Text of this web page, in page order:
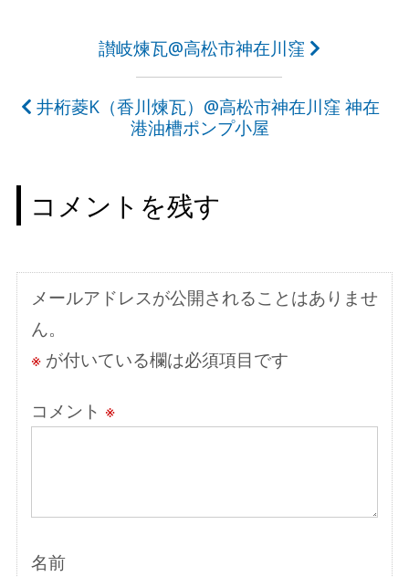
ナ
ゲ
ー
ョ
ン
讃岐煉瓦@高松市神在川窪
井桁菱K（香川煉瓦）@高松市神在川窪 神在
港油槽ポンプ小屋
コメントを残す
メールアドレスが公開されることはありませ
ん。
※が付いている欄は必須項目です
コメント ※
名前